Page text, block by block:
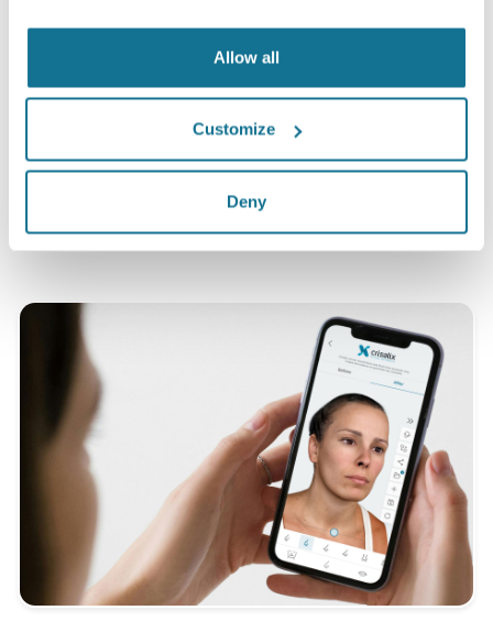
Allow all
Customize
Deny
100% des femmes ont dit être satisfaites ou très
satisfaites de leur intervention après avoir vu une
simulation 3D Crisalix au préalable*
*Etude en ligne menée auprès de patientes opérées entre
mai 2010 et septembre 2011 en Suisse pour une augmentation